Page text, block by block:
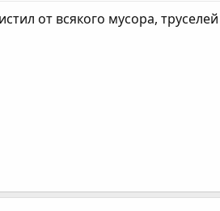
от всякого мусора,